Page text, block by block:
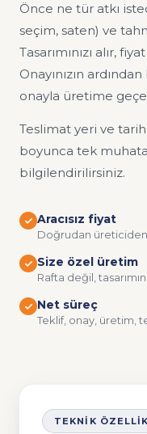
Önce ne tür atkı
seçim, saten) ve
Tasarımınızı alır,
Onayınızın
onayla üretime
Teslimat yeri ve
boyunca tek
bilgilendirilirsiniz.
Aracısız fiyat
Doğrudan
Size özel üretim
Rafta değil,
Net süreç
Teklif, onay, üretim,
TEKNIK